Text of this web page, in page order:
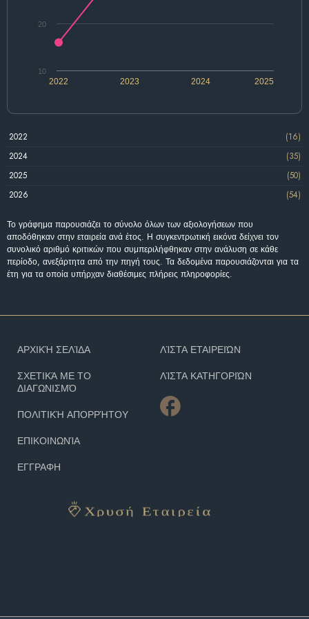
2022 2024
2023 2025
10
20
2022
(16)
2024
(35)
2025
(50)
2026
(54)
Το γράφημα παρουσιάζει το σύνολο όλων των αξιολογήσεων που
αποδόθηκαν στην εταιρεία ανά έτος. Η συγκεντρωτική εικόνα δείχνει τον
συνολικό αριθμό κριτικών που συμπεριλήφθηκαν στην ανάλυση σε κάθε
περίοδο, ανεξάρτητα από την πηγή τους. Τα δεδομένα παρουσιάζονται για τα
έτη για τα οποία υπήρχαν διαθέσιμες πλήρεις πληροφορίες.
ΑΡΧΙΚΉ ΣΕΛΊΔΑ
ΣΧΕΤΙΚΆ ΜΕ ΤΟ
ΔΙΑΓΩΝΙΣΜΌ
ΠΟΛΙΤΙΚΉ ΑΠΟΡΡΉΤΟΥ
ΕΠΙΚΟΙΝΩΝΊΑ
ΕΓΓΡΑΦΗ
ΛΊΣΤΑ ΕΤΑΙΡΕΙΏΝ
ΛΊΣΤΑ ΚΑΤΗΓΟΡΙΏΝ